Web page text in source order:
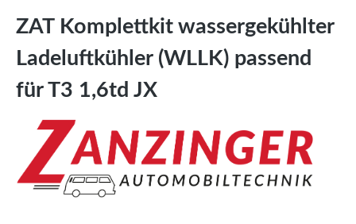
ZAT Komplettkit wassergekühlter
Ladeluftkühler (WLLK) passend
für T3 1,6td JX